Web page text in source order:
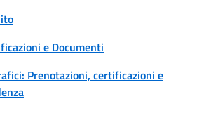
e Documenti
Prenotazioni, certificazioni e